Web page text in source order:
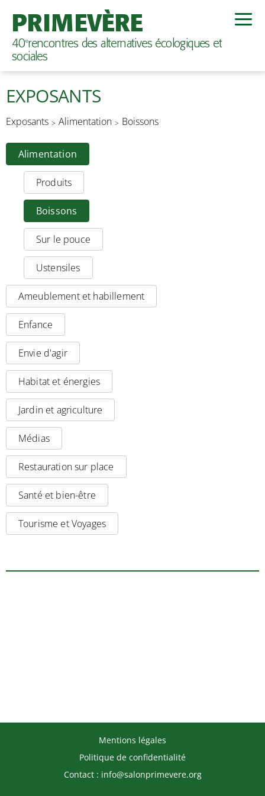
PRIMEVÈRE
40erencontres des alternatives écologiques et
sociales
EXPOSANTS
Exposants Alimentation Boissons
Alimentation
Produits
Boissons
Sur le pouce
Ustensiles
Ameublement et habillement
Enfance
Envie d'agir
Habitat et énergies
Jardin et agriculture
Médias
Restauration sur place
Santé et bien-être
Tourisme et Voyages
Mentions légales
Politique de confidentialité
Contact : info@salonprimevere.org